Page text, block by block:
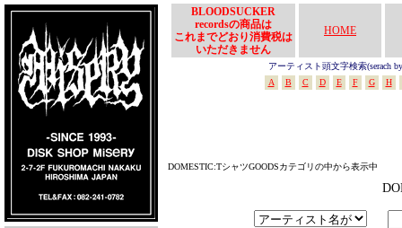
BLOODSUCKER
recordsの商品は
これまでどおり消費税は
いただきません
HOME
アーティスト頭文字検索(serach
A
B C D E F G H
DOMESTIC:TシャツGOODSカテゴリの中から表示中